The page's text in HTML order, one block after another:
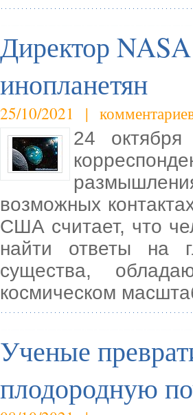
Директор
инопланетян
25/10/2021 |
24
возможных
США считает, что
найти ответы на
существа,
космическом
Ученые
плодородную